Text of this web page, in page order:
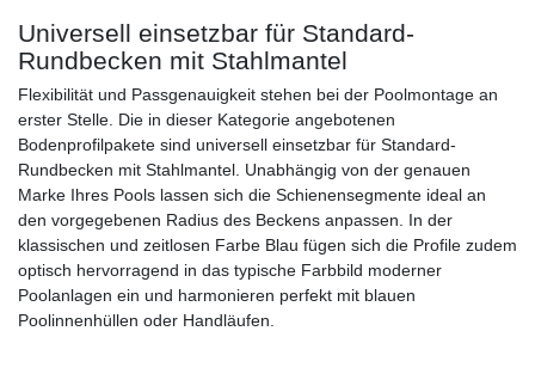
Universell einsetzbar für Standard-
Rundbecken mit Stahlmantel
Flexibilität und Passgenauigkeit stehen bei der Poolmontage an
erster Stelle. Die in dieser Kategorie angebotenen
Bodenprofilpakete sind universell einsetzbar für Standard-
Rundbecken mit Stahlmantel. Unabhängig von der genauen
Marke Ihres Pools lassen sich die Schienensegmente ideal an
den vorgegebenen Radius des Beckens anpassen. In der
klassischen und zeitlosen Farbe Blau fügen sich die Profile zudem
optisch hervorragend in das typische Farbbild moderner
Poolanlagen ein und harmonieren perfekt mit blauen
Poolinnenhüllen oder Handläufen.